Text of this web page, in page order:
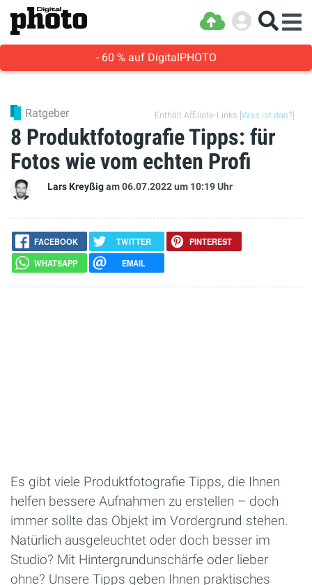
- 60 % auf DigitalPHOTO
Enthält Affiliate-Links [ Was ist das?
Ratgeber
8 Produktfotografie Tipps: für
Fotos wie vom echten Profi
Lars Kreyßigam 06.07.2022um 10:19 Uhr
FACEBOOK TWITTER
PINTEREST
WHATSAPP
EMAIL
Es gibt viele Produktfotografie Tipps, die Ihnen
helfen bessere Aufnahmen zu erstellen – doch
immer sollte das Objekt im Vordergrund stehen.
Natürlich ausgeleuchtet oder doch besser im
Studio? Mit Hintergrundunschärfe oder lieber
ohne? Unsere Tipps geben Ihnen praktisches